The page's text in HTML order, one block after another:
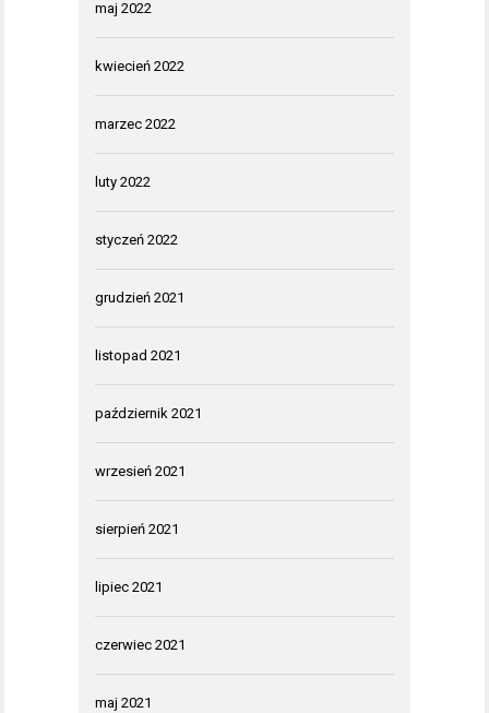
maj 2022
kwiecień 2022
marzec 2022
luty 2022
styczeń 2022
grudzień 2021
listopad 2021
październik 2021
wrzesień 2021
sierpień 2021
lipiec 2021
czerwiec 2021
maj 2021